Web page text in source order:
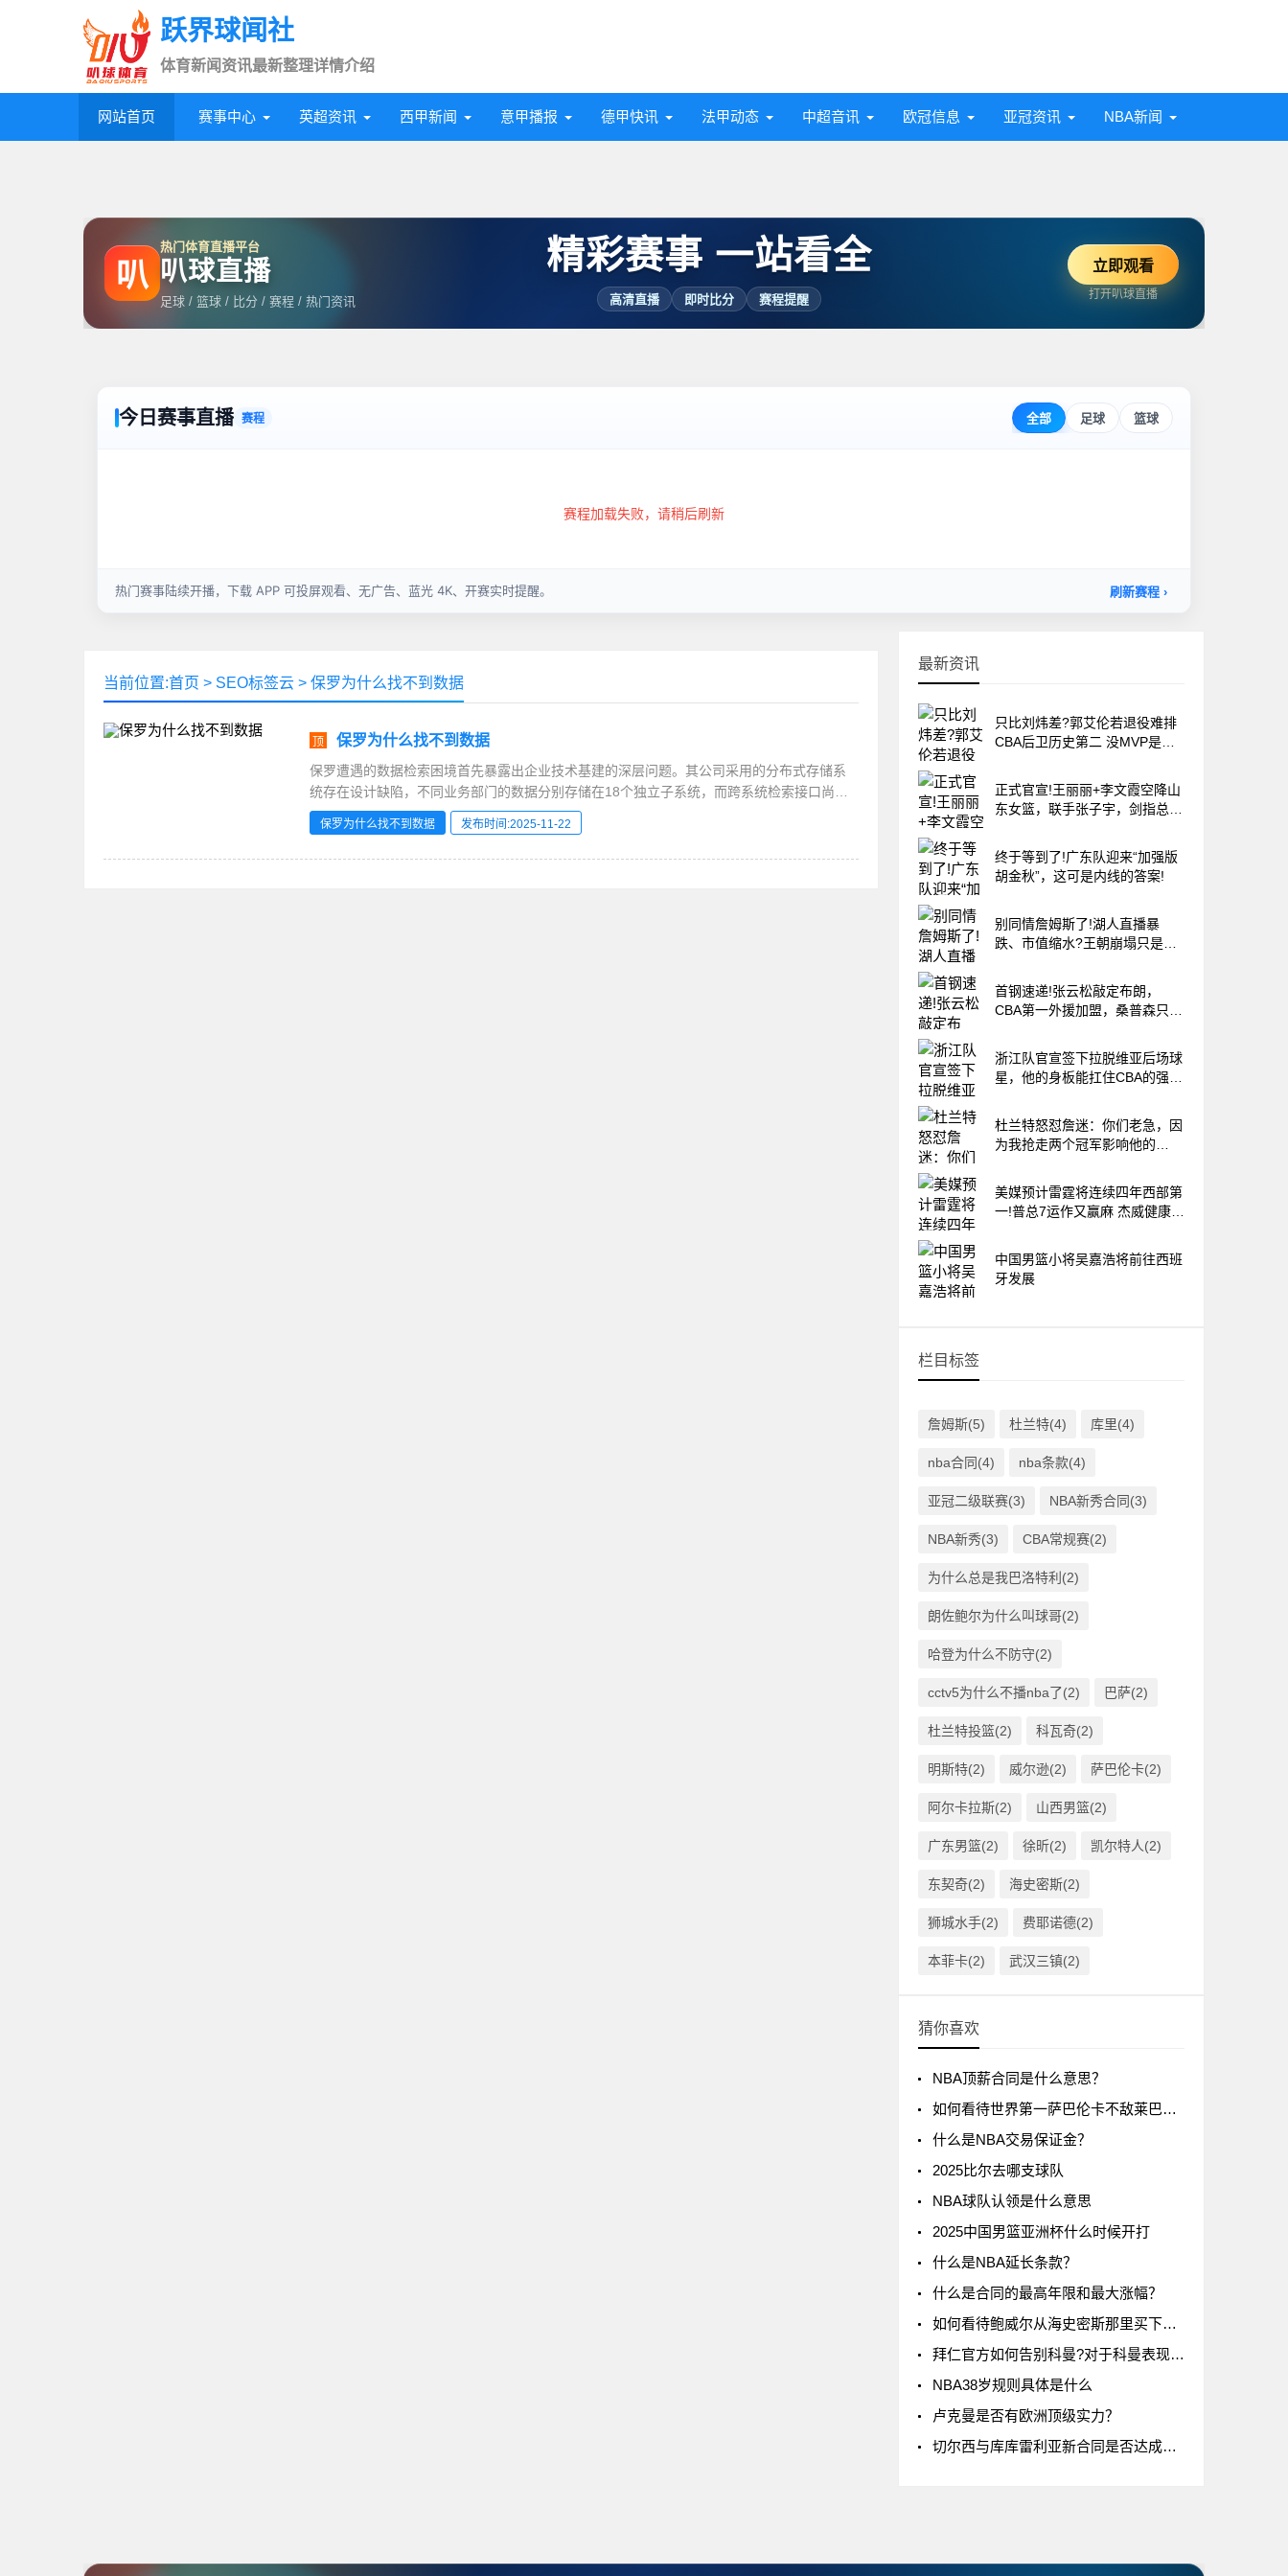
跃界球闻社
体育新闻资讯最新整理详情介绍
网站首页 赛事中心 英超资讯 西甲新闻 意甲播报 德甲快讯 法甲动态 中超音讯 欧冠信息 亚冠资讯 NBA新闻
叭
热门体育直播平台
叭球直播
足球 / 篮球 / 比分 / 赛程 / 热门资讯
精彩赛事 一站看全
高清直播 即时比分 赛程提醒
立即观看
打开叭球直播
当前位置:首页 > SEO标签云 > 保罗为什么找不到数据
顶 保罗为什么找不到数据
保罗遭遇的数据检索困境首先暴露出企业技术基建的深层问题。其公司采用的分布式存储系
统存在设计缺陷，不同业务部门的数据分别存储在18个独立子系统，而跨系统检索接口尚未
完全打通。技术文档显示，2023年系统升级时曾计划建立统一数据中台，但因预算削减导致
项...
保罗为什么找不到数据 发布时间:2025-11-22
最新资讯
只比刘炜差?郭艾伦若退役难排
CBA后卫历史第二 没MVP是最
正式官宣!王丽丽+李文霞空降山
东女篮，联手张子宇，剑指总冠
终于等到了!广东队迎来“加强版
胡金秋”，这可是内线的答案!
别同情詹姆斯了!湖人直播暴
跌、市值缩水?王朝崩塌只是资
首钢速递!张云松敲定布朗，
CBA第一外援加盟，桑普森只差
浙江队官宣签下拉脱维亚后场球
星，他的身板能扛住CBA的强度
杜兰特怒怼詹迷：你们老急，因
为我抢走两个冠军影响他的
美媒预计雷霆将连续四年西部第
一!普总7运作又赢麻 杰威健康再
中国男篮小将吴嘉浩将前往西班
牙发展
栏目标签
詹姆斯(5) 杜兰特(4) 库里(4)
nba合同(4) nba条款(4)
亚冠二级联赛(3) NBA新秀合同(3)
NBA新秀(3) CBA常规赛(2)
为什么总是我巴洛特利(2)
朗佐鲍尔为什么叫球哥(2)
哈登为什么不防守(2)
cctv5为什么不播nba了(2) 巴萨(2)
杜兰特投篮(2) 科瓦奇(2)
明斯特(2) 威尔逊(2) 萨巴伦卡(2)
阿尔卡拉斯(2) 山西男篮(2)
广东男篮(2) 徐昕(2) 凯尔特人(2)
东契奇(2) 海史密斯(2)
狮城水手(2) 费耶诺德(2)
本菲卡(2) 武汉三镇(2)
猜你喜欢
NBA顶薪合同是什么意思？
如何看待世界第一萨巴伦卡不敌莱巴金娜?
什么是NBA交易保证金？
2025比尔去哪支球队
NBA球队认领是什么意思
2025中国男篮亚洲杯什么时候开打
什么是NBA延长条款？
什么是合同的最高年限和最大涨幅？
如何看待鲍威尔从海史密斯那里买下了24号球衣
拜仁官方如何告别科曼?对于科曼表现如何评价
NBA38岁规则具体是什么
卢克曼是否有欧洲顶级实力？
切尔西与库库雷利亚新合同是否达成一致